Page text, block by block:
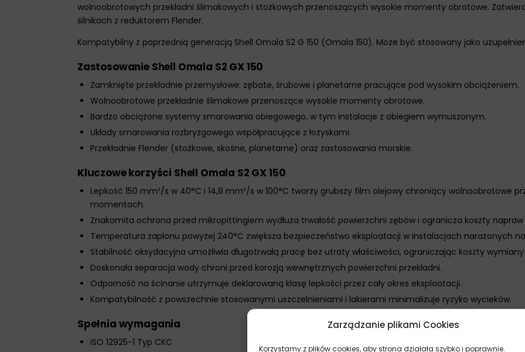
Zarządzanie plikami Cookies
Korzystamy z plików cookies, aby strona działała szybko i poprawnie.
wolnoobrotowych przekładni ślimakowych i stożkowych przenoszących wysokie momenty obrotowe.
silnikach z reduktorem Flender.
Kompatybilny z poprzednią generacją Shell Omala S2 G 150 (Omala 150). Może być stosowany jako
Zastosowanie Shell Omala S2 GX 150
Zamknięte przekładnie przemysłowe: zębate, śrubowe i planetarne pracujące pod wysokim obciążeniem.
Wolnoobrotowe przekładnie ślimakowe przenoszące wysokie momenty obrotowe.
Bardzo obciążone systemy smarowania obiegowego, w tym instalacje z obiegiem wymuszonym.
Układy smarowania rozbryzgowego współpracujące z łożyskami.
Przekładnie Flender (stożkowe, skośne, planetarne) oraz zastosowania morskie.
Kluczowe korzyści Shell Omala S2 GX 150
Lepkość 150 mm²/s w 40°C i 14,8 mm²/s w 100°C tworzy grubszy film olejowy chroniący wolnoobrotowe
momentach.
Znakomita ochrona przed mikropittingiem wydłuża trwałość powierzchni zębów i ogranicza koszty napraw
Temperatura zapłonu powyżej 240°C zwiększa bezpieczeństwo eksploatacji w instalacjach narażonych
Stabilność oksydacyjna umożliwia długotrwałą pracę bez utraty właściwości, ograniczając koszty
Doskonała separacja wody chroni przed korozją wewnętrznych powierzchni przekładni.
Odporność na ścinanie utrzymuje deklarowaną klasę lepkości przez cały okres eksploatacji.
Kompatybilność z powszechnie stosowanymi uszczelnieniami i lakierami minimalizuje ryzyko wycieków.
Spełnia wymagania
ISO 12925-1 Typ CKC